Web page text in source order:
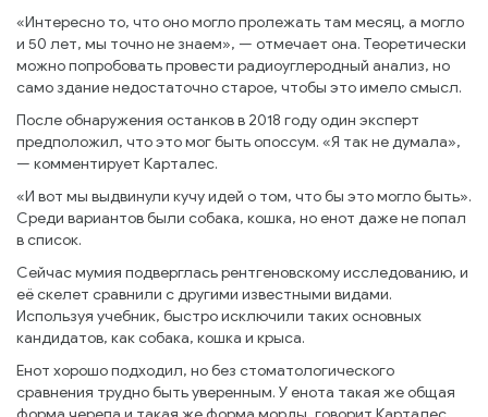
«Интересно то, что оно могло пролежать там месяц, а могло
и 50 лет, мы точно не знаем», — отмечает она. Теоретически
можно попробовать провести радиоуглеродный анализ, но
само здание недостаточно старое, чтобы это имело смысл.
После обнаружения останков в 2018 году один эксперт
предположил, что это мог быть опоссум. «Я так не думала»,
— комментирует Карталес.
«И вот мы выдвинули кучу идей о том, что бы это могло быть».
Среди вариантов были собака, кошка, но енот даже не попал
в список.
Сейчас мумия подверглась рентгеновскому исследованию, и
её скелет сравнили с другими известными видами.
Используя учебник, быстро исключили таких основных
кандидатов, как собака, кошка и крыса.
Енот хорошо подходил, но без стоматологического
сравнения трудно быть уверенным. У енота такая же общая